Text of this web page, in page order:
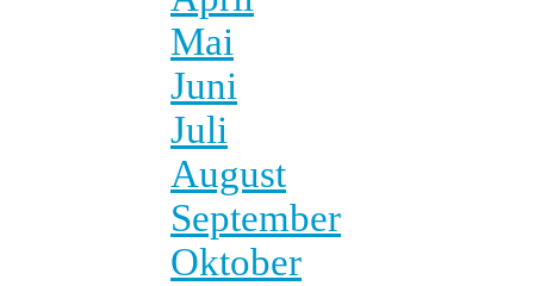
Mai
Juni
Juli
August
September
Oktober